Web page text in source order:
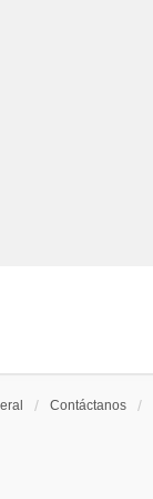
Contáctanos